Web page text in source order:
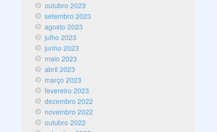
outubro 2023
setembro 2023
agosto 2023
julho 2023
junho 2023
maio 2023
abril 2023
março 2023
fevereiro 2023
dezembro 2022
novembro 2022
outubro 2022